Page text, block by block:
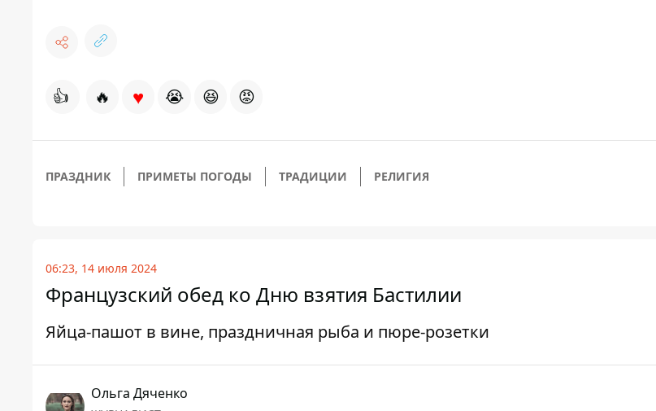
👍 🔥 ♥ 😭 😆 😡
ПРАЗДНИК ПРИМЕТЫ ПОГОДЫ ТРАДИЦИИ РЕЛИГИЯ
06:23, 14 июля 2024
Французский обед ко Дню взятия Бастилии
Яйца-пашот в вине, праздничная рыба и пюре-розетки
Ольга Дяченко